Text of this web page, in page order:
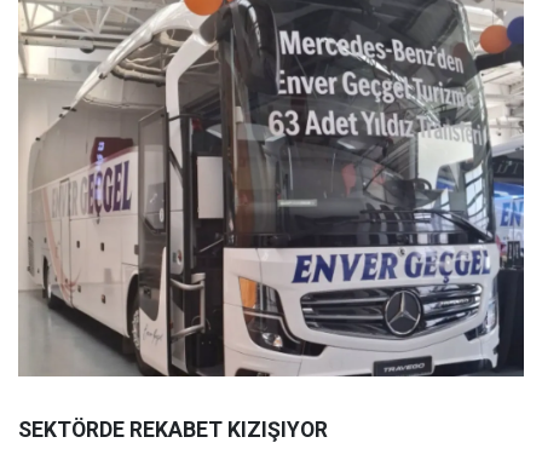
SEKTÖRDE REKABET KIZIŞIYOR